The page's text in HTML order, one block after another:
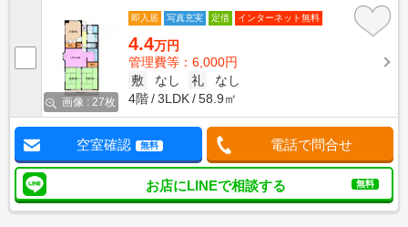
画像 : 27枚
即入居 写真充実 定借 インターネット無料
4.4万円
管理費等：6,000円
敷
なし 礼
なし
4階
3LDK 58.9㎡
空室確認 無料 電話で問合せ
お店にLINEで相談する 無料